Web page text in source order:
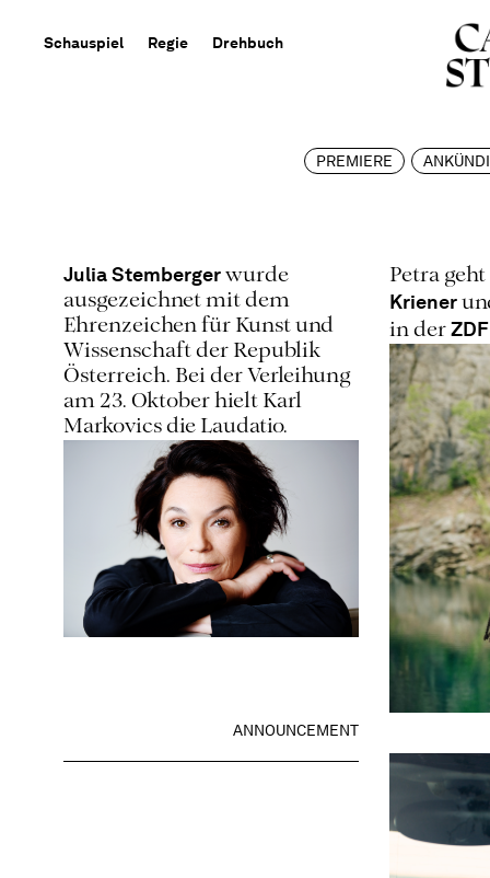
Schauspiel Regie Drehbuch
PREMIERE
Julia Stemberger wurde
ausgezeichnet mit dem
Ehrenzeichen für Kunst und
Wissenschaft der Republik
Österreich. Bei der Verleihung
am 23. Oktober hielt Karl
Markovics die Laudatio.
ANNOUNCEMENT
Petra
Kriener
in der